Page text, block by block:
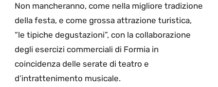
Non mancheranno, come nella migliore tradizione
della festa, e come grossa attrazione turistica,
“le tipiche degustazioni”, con la collaborazione
degli esercizi commerciali di Formia in
coincidenza delle serate di teatro e
d’intrattenimento musicale.